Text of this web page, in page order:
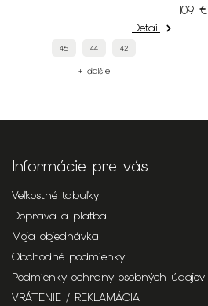
Detail
46 44 42
+ ďalšie
109 €
Informácie pre vás
Veľkostné tabuľky
Doprava a platba
Moja objednávka
Obchodné podmienky
Podmienky ochrany osobných údajov
VRÁTENIE / REKLAMÁCIA